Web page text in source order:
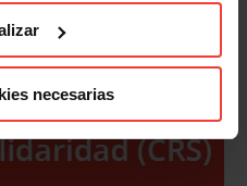
necesarias